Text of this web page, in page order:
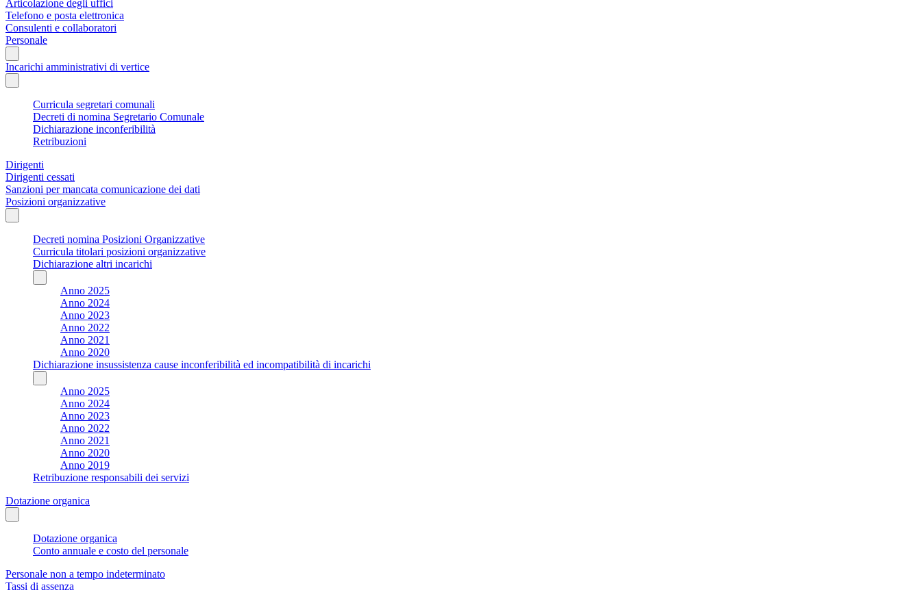
Articolazione degli uffici
Telefono e posta elettronica
Consulenti e collaboratori
Personale
Incarichi amministrativi di vertice
Curricula segretari comunali
Decreti di nomina Segretario Comunale
Dichiarazione inconferibilità
Retribuzioni
Dirigenti
Dirigenti cessati
Sanzioni per mancata comunicazione dei dati
Posizioni organizzative
Decreti nomina Posizioni Organizzative
Curricula titolari posizioni organizzative
Dichiarazione altri incarichi
Anno 2025
Anno 2024
Anno 2023
Anno 2022
Anno 2021
Anno 2020
Dichiarazione insussistenza cause inconferibilità ed incompatibilità di incarichi
Anno 2025
Anno 2024
Anno 2023
Anno 2022
Anno 2021
Anno 2020
Anno 2019
Retribuzione responsabili dei servizi
Dotazione organica
Dotazione organica
Conto annuale e costo del personale
Personale non a tempo indeterminato
Tassi di assenza